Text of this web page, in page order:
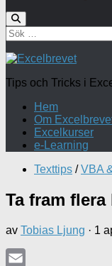
Sök
efter:
Tips och Tricks i
Hem
Om
Excelkurser
e-Learning
Texttips / VBA
Ta fram
av Tobias Ljung · 1